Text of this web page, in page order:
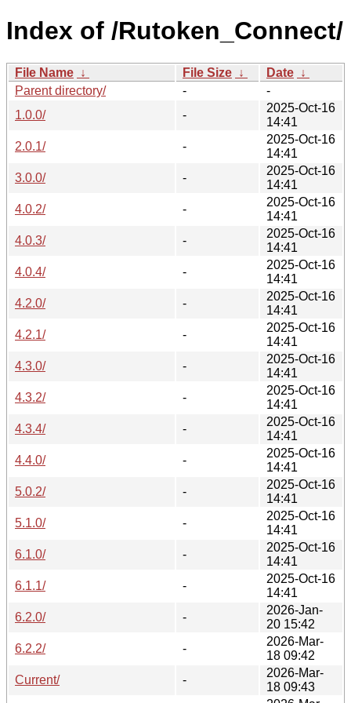
Index of /Rutoken_Connect/
File Name ↓ File Size ↓ Date ↓
Parent directory/
-
-
1.0.0/
-
2025-Oct-16
14:41
2.0.1/
-
2025-Oct-16
14:41
3.0.0/
-
2025-Oct-16
14:41
4.0.2/
-
2025-Oct-16
14:41
4.0.3/
-
2025-Oct-16
14:41
4.0.4/
-
2025-Oct-16
14:41
4.2.0/
-
2025-Oct-16
14:41
4.2.1/
-
2025-Oct-16
14:41
4.3.0/
-
2025-Oct-16
14:41
4.3.2/
-
2025-Oct-16
14:41
4.3.4/
-
2025-Oct-16
14:41
4.4.0/
-
2025-Oct-16
14:41
5.0.2/
-
2025-Oct-16
14:41
5.1.0/
-
2025-Oct-16
14:41
6.1.0/
-
2025-Oct-16
14:41
6.1.1/
-
2025-Oct-16
14:41
6.2.0/
-
2026-Jan-
20 15:42
6.2.2/
-
2026-Mar-
18 09:42
Current/
-
2026-Mar-
18 09:43